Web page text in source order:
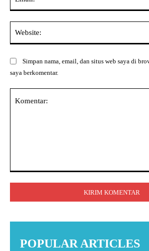
Simpan nama, email, dan situs web saya di
saya berkomentar.
POPULAR ARTICLES